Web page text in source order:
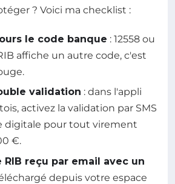
? Voici ma checklist :
le code banque : 12558 ou
affiche un autre code, c'est
validation : dans l'appli
activez la validation par SMS
digitale pour tout virement
€.
RIB reçu par email avec un
depuis votre espace